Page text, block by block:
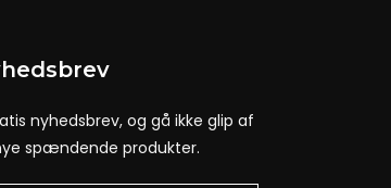
nyhedsbrev, og gå ikke glip af
spændende produkter.